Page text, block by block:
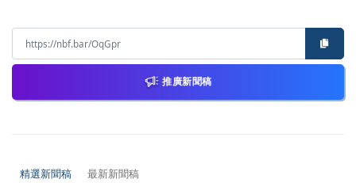
推廣新聞稿
精選新聞稿 最新新聞稿